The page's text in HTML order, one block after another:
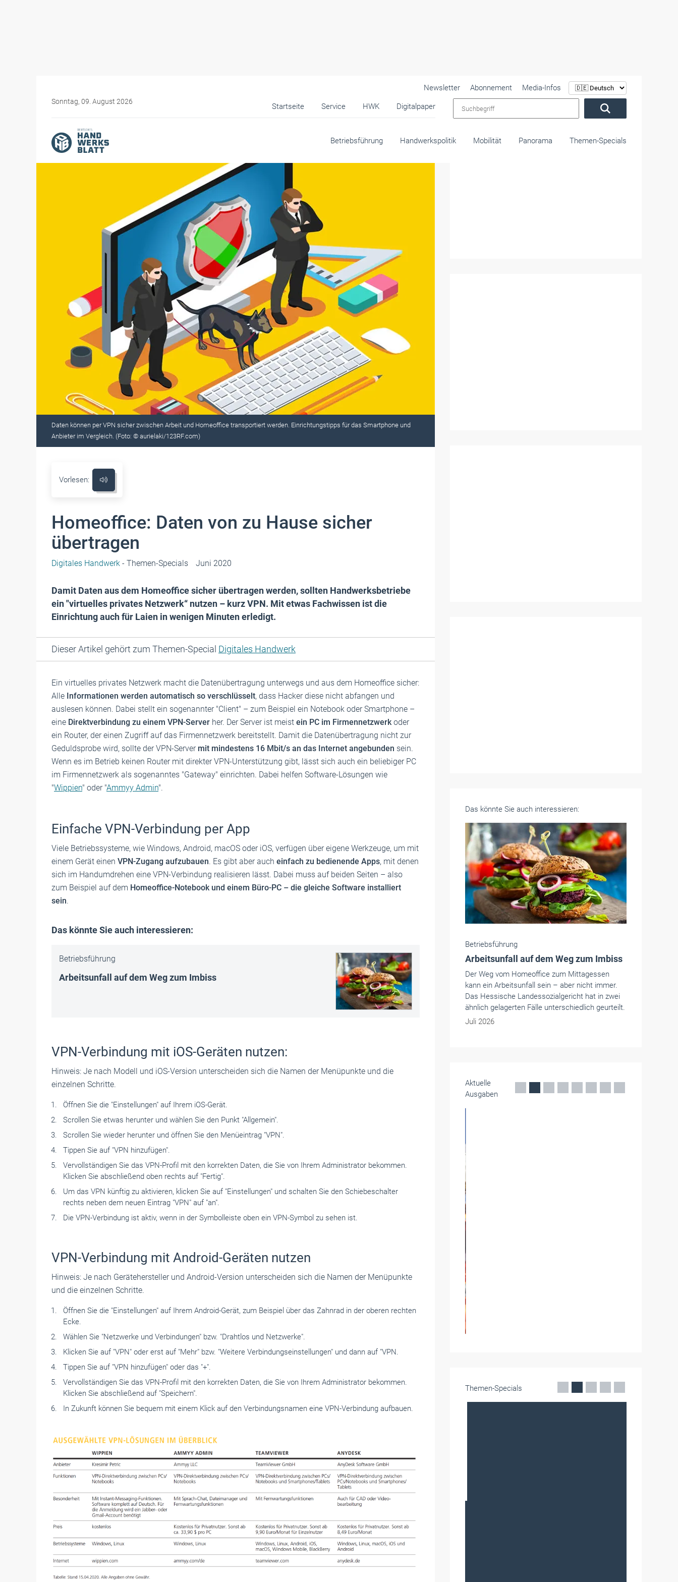
Sonntag, 09. August 2026
Startseite Service HWK Digitalpaper
Newsletter Abonnement
Media-Infos
Betriebsführung Handwerkspolitik Mobilität Panorama Themen-Specials
Daten können per VPN sicher zwischen Arbeit und Homeoffice transportiert werden. Einrichtungstipps für das Smartphone und
Anbieter im Vergleich. (Foto: © aurielaki/123RF.com)
Vorlesen:
Homeoffice: Daten von zu Hause sicher
übertragen
Digitales Handwerk - Themen-Specials Juni 2020
Damit Daten aus dem Homeoffice sicher übertragen werden, sollten Handwerksbetriebe
ein "virtuelles privates Netzwerk“ nutzen – kurz VPN. Mit etwas Fachwissen ist die
Einrichtung auch für Laien in wenigen Minuten erledigt.
Dieser Artikel gehört zum Themen-Special Digitales Handwerk
Ein virtuelles privates Netzwerk macht die Datenübertragung unterwegs und aus dem Homeoffice sicher:
Alle Informationen werden automatisch so verschlüsselt, dass Hacker diese nicht abfangen und
auslesen können. Dabei stellt ein sogenannter "Client" – zum Beispiel ein Notebook oder Smartphone –
eine Direktverbindung zu einem VPN-Server her. Der Server ist meist ein PC im Firmennetzwerkoder
ein Router, der einen Zugriff auf das Firmennetzwerk bereitstellt. Damit die Datenübertragung nicht zur
Geduldsprobe wird, sollte der VPN-Server mit mindestens 16 Mbit/s an das Internet angebunden sein.
Wenn es im Betrieb keinen Router mit direkter VPN-Unterstützung gibt, lässt sich auch ein beliebiger PC
im Firmennetzwerk als sogenanntes "Gateway" einrichten. Dabei helfen Software-Lösungen wie
"Wippien" oder "Ammyy Admin".
Einfache VPN-Verbindung per App
Viele Betriebssysteme, wie Windows, Android, macOS oder iOS, verfügen über eigene Werkzeuge, um mit
einem Gerät einen VPN-Zugang aufzubauen. Es gibt aber auch einfach zu bedienende Apps, mit denen
sich im Handumdrehen eine VPN-Verbindung realisieren lässt. Dabei muss auf beiden Seiten – also
zum Beispiel auf dem Homeoffice-Notebook und einem Büro-PC – die gleiche Software installiert
sein.
Das könnte Sie auch interessieren:
Betriebsführung
Arbeitsunfall auf dem Weg zum Imbiss
VPN-Verbindung mit iOS-Geräten nutzen:
Hinweis: Je nach Modell und iOS-Version unterscheiden sich die Namen der Menüpunkte und die
einzelnen Schritte.
Öffnen Sie die "Einstellungen" auf Ihrem iOS-Gerät.
Scrollen Sie etwas herunter und ­wählen Sie den Punkt "Allgemein".
Scrollen Sie wieder herunter und ­öffnen Sie den Menüeintrag "VPN".
Tippen Sie auf "VPN hinzufügen".
Vervollständigen Sie das VPN-Profil mit den korrekten Daten, die Sie von Ihrem Administrator bekommen.
Klicken Sie abschließend oben rechts auf "Fertig".
Um das VPN künftig zu aktivieren, klicken Sie auf "Einstellungen" und schalten Sie den Schiebeschalter
rechts neben dem neuen Eintrag "VPN" auf "an".
Die VPN-Verbindung ist aktiv, wenn in der Symbolleiste oben ein VPN-­Symbol zu sehen ist.
VPN-Verbindung mit Android-Geräten nutzen
Hinweis: Je nach Gerätehersteller und Android-Version unterscheiden sich die Namen der Menüpunkte
und die einzelnen Schritte.
Öffnen Sie die "Einstellungen" auf ­Ihrem Android-Gerät, zum Beispiel über das Zahnrad in der oberen ­rechten
Ecke.
Wählen Sie "Netzwerke und Verbindungen" bzw. "Drahtlos und Netzwerke".
Klicken Sie auf "VPN" oder erst auf "Mehr" bzw. "Weitere Verbindungseinstellungen" und dann auf "VPN.
Tippen Sie auf "VPN hinzufügen" oder das "+".
Vervollständigen Sie das VPN-Profil mit den korrekten Daten, die Sie von Ihrem Administrator bekommen.
Klicken Sie abschließend auf "­Speichern".
In Zukunft können Sie bequem mit einem Klick auf den Verbindungsnamen eine VPN-Verbindung aufbauen.
Das könnte Sie auch interessieren:
Betriebsführung
Arbeitsunfall auf dem Weg zum Imbiss
Der Weg vom Homeoffice zum Mittagessen
kann ein Arbeitsunfall sein – aber nicht immer.
Das Hessische Landessozialgericht hat in zwei
ähnlich gelagerten Fälle unterschiedlich geurteilt.
Juli 2026
Aktuelle
Ausgaben
Themen-Specials